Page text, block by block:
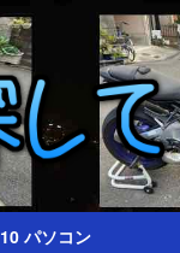
10 パソコン